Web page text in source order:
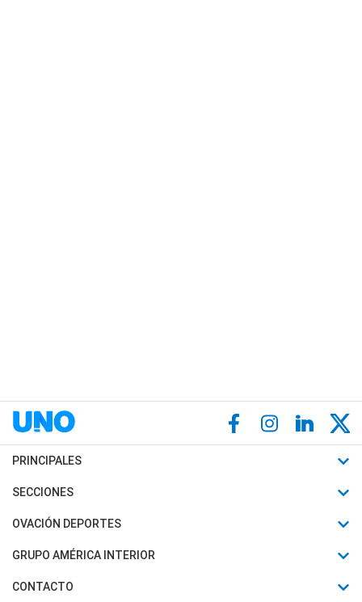
PRINCIPALES
Últimas Noticias
Política
Judiciales
SECCIONES
Horóscopo
Motores
OVACIÓN DEPORTES
Fútbol
Mundial
GRUPO AMÉRICA INTERIOR
Canal 7 en Vivo
CONTACTO